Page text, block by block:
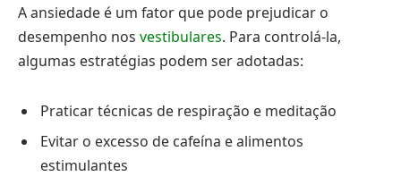
A ansiedade é um fator que pode prejudicar o
desempenho nos vestibulares. Para controlá-la,
algumas estratégias podem ser adotadas:
Praticar técnicas de respiração e meditação
Evitar o excesso de cafeína e alimentos
estimulantes